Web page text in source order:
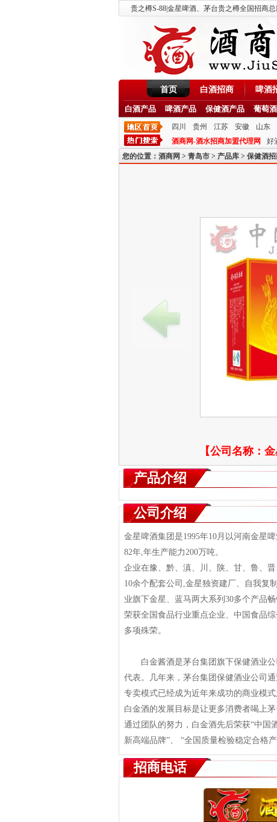
贵之樽S-88|金星啤酒、茅台贵之樽全国招商总
首页 白酒招商 啤酒
白酒产品 啤酒产品 保健酒产品 葡萄
四川 贵州 江苏 安徽 山东
酒商网-酒水招商加盟代理网
好
您的位置： 酒商网 > 青岛市 > 产品库 > 保健酒
【公司名称：
产品介绍
公司介绍
金星啤酒集团是1995年10月以河南金星
82年,年生产能力200万吨。
企业在豫、黔、滇、川、陕、甘、鲁、
10余个配套公司,金星独资建厂、自我复
业旗下金星、蓝马两大系列30多个产品
荣获全国食品行业重点企业、中国食品
多项殊荣。
白金酱酒是茅台集团旗下保健酒业公
代表。几年来，茅台集团保健酒业公司
专卖模式已经成为近年来成功的商业模式
白金酒的发展目标是让更多消费者喝上
通过团队的努力，白金酒先后荣获“中国
新高端品牌”、 “全国质量检验稳定合格产
招商电话